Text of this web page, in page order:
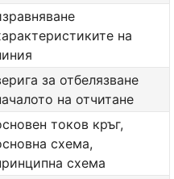
на
за отбелязване
на отчитане
токов кръг,
схема,
схема